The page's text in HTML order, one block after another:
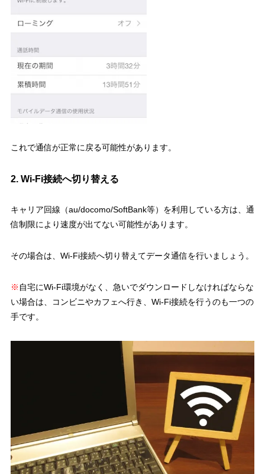
これで通信が正常に戻る可能性があります。
2. Wi-Fi接続へ切り替える
キャリア回線（au/docomo/SoftBank等）を利用している方は、通
信制限により速度が出てない可能性があります。
その場合は、Wi-Fi接続へ切り替えてデータ通信を行いましょう。
※ 自宅にWi-Fi環境がなく、急いでダウンロードしなければならな
い場合は、コンビニやカフェへ行き、Wi-Fi接続を行うのも一つの
手です。